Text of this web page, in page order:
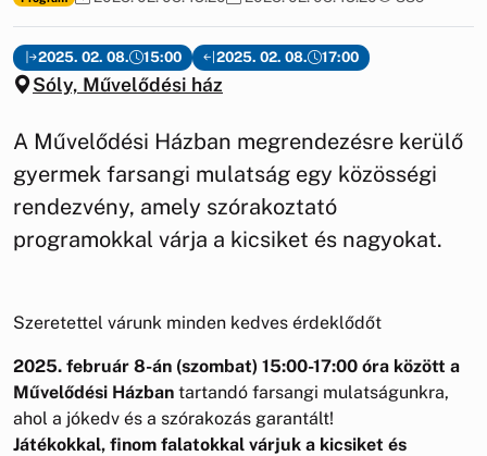
2025. 02. 08. 15:00 2025. 02. 08. 17:00
Sóly, Művelődési ház
A Művelődési Házban megrendezésre kerülő
gyermek farsangi mulatság egy közösségi
rendezvény, amely szórakoztató
programokkal várja a kicsiket és nagyokat.
Szeretettel várunk minden kedves érdeklődőt
2025. február 8-án (szombat) 15:00-17:00 óra között a
Művelődési Házban tartandó farsangi mulatságunkra,
ahol a jókedv és a szórakozás garantált!
Játékokkal, finom falatokkal várjuk a kicsiket és